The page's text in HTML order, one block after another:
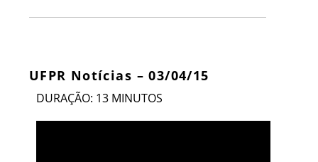
UFPR Notícias – 03/04/15
DURAÇÃO: 13 MINUTOS